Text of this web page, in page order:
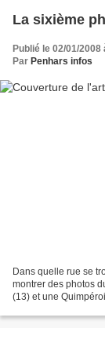
La sixième
Publié le 02/01/2008
Par Penhars infos
Dans quelle rue se
montrer des photos
(13) et une